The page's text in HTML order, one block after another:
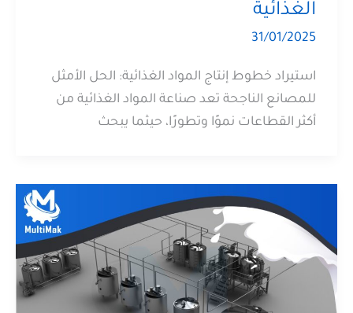
الغذائية
31/01/2025
استيراد خطوط إنتاج المواد الغذائية: الحل الأمثل
للمصانع الناجحة تعد صناعة المواد الغذائية من
أكثر القطاعات نموًا وتطورًا، حيثما يبحث